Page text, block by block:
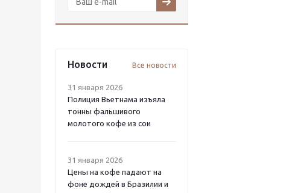
Новости Все новости
31 января 2026
Полиция Вьетнама изъяла
тонны фальшивого
молотого кофе из сои
31 января 2026
Цены на кофе падают на
фоне дождей в Бразилии и